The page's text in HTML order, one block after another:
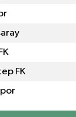
FK